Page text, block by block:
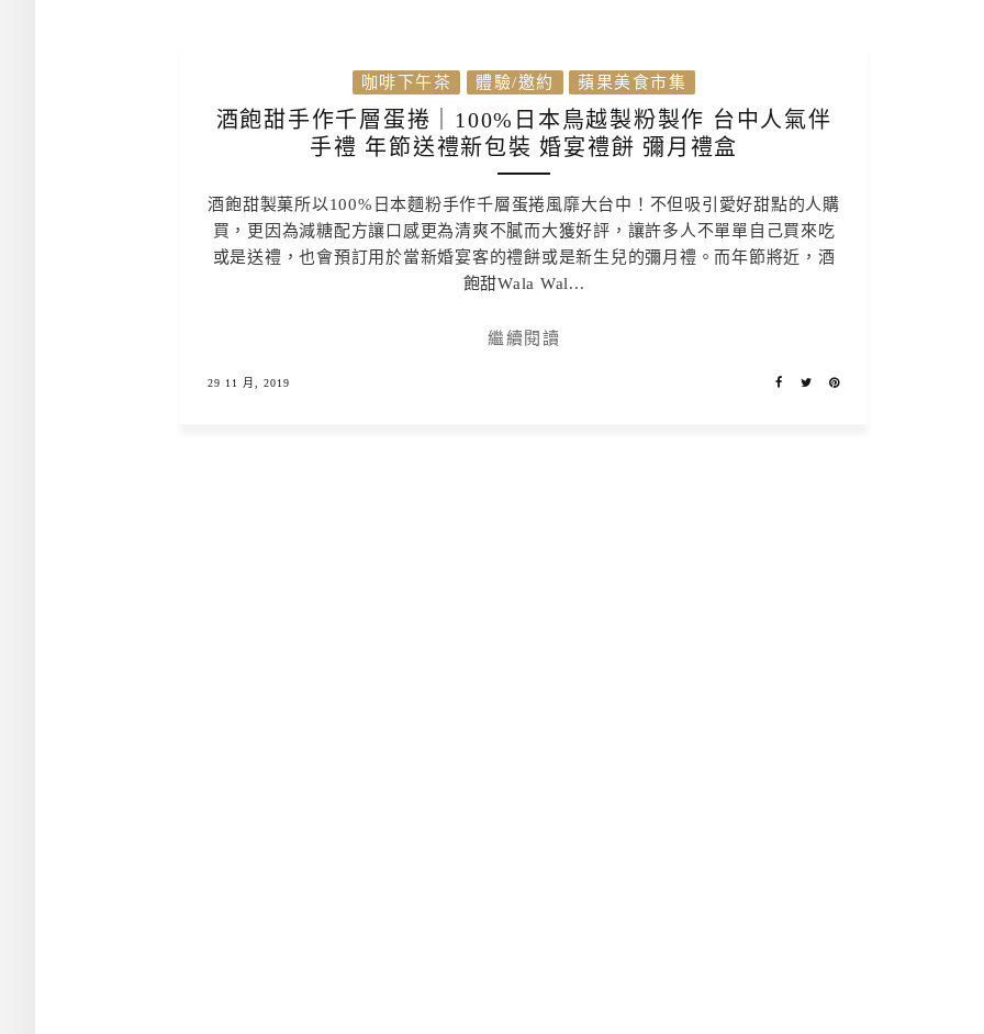
咖啡下午茶 體驗/邀約 蘋果美食市集
酒飽甜手作千層蛋捲｜100%日本鳥越製粉製作 台中人氣伴
手禮 年節送禮新包裝 婚宴禮餅 彌月禮盒
酒飽甜製菓所以100%日本麵粉手作千層蛋捲風靡大台中！不但吸引愛好甜點的人購
買，更因為減糖配方讓口感更為清爽不膩而大獲好評，讓許多人不單單自己買來吃
或是送禮，也會預訂用於當新婚宴客的禮餅或是新生兒的彌月禮。而年節將近，酒
飽甜Wala Wal...
繼續閱讀
29 11 月, 2019